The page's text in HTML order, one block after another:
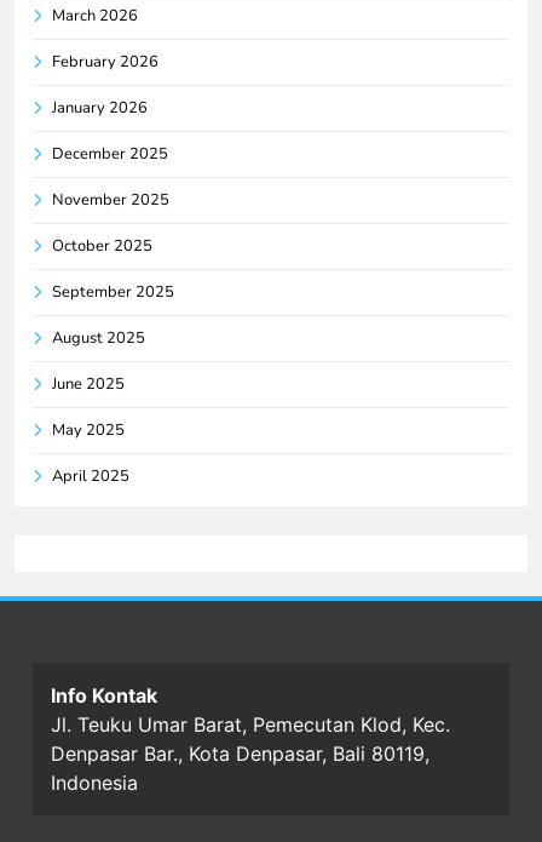
March 2026
February 2026
January 2026
December 2025
November 2025
October 2025
September 2025
August 2025
June 2025
May 2025
April 2025
Info Kontak
Jl. Teuku Umar Barat, Pemecutan Klod, Kec.
Denpasar Bar., Kota Denpasar, Bali 80119,
Indonesia